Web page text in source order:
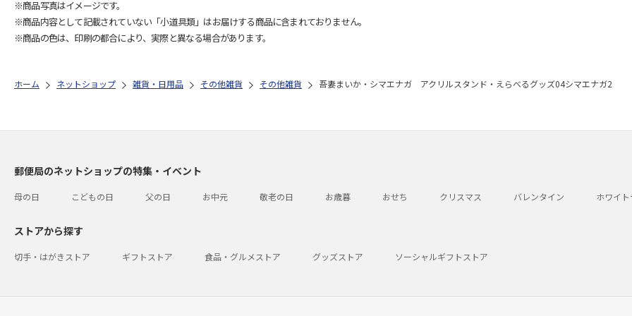
※商品写真はイメージです。
※商品内容として記載されていない「小道具類」はお届けする商品に含まれておりません。
※商品の色は、印刷の都合により、実際と異なる場合があります。
ホーム ネットショップ 雑貨・日用品 その他雑貨 その他雑貨 吾妻まいか・シマエナガ アクリルスタンド・えらべるグッズ04シマエナガ2
郵便局のネットショップの特集・イベント
母の日 こどもの日 父の日 お中元 敬老の日 お歳暮 おせち クリスマス バレンタイン ホワイ
ストアから探す
切手・はがきストア ギフトストア 食品・グルメストア グッズストア ソーシャルギフトストア